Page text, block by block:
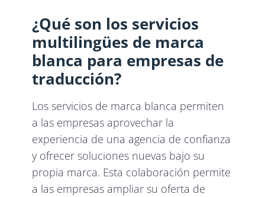
¿Qué son los servicios
multilingües de marca
blanca para empresas de
traducción?
Los servicios de marca blanca permiten
a las empresas aprovechar la
experiencia de una agencia de confianza
y ofrecer soluciones nuevas bajo su
propia marca. Esta colaboración permite
a las empresas ampliar su oferta de